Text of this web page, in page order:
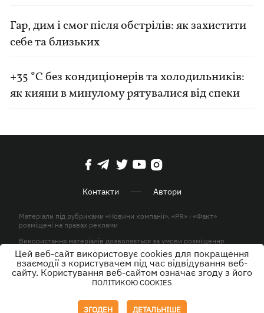
Гар, дим і смог після обстрілів: як захистити
себе та близьких
+35 °C без кондиціонерів та холодильників:
як кияни в минулому рятувалися від спеки
Контакти Автори
Матеріали під рубриками «Новини компанії», «PR» і «Факт»
розміщені на правах реклами
Використання матеріалів дозволяється за умови розміщення
активного гіперпосилання на KP.UA в першому абзаці.
© ТОВ «ЮЛАВ МЕДІА» 2026. Всі права захищені.
Цей веб-сайт використовує cookies для покращення
взаємодії з користувачем під час відвідування веб-
сайту. Користування веб-сайтом означає згоду з його
ПОЛІТИКОЮ COOKIES
ЗГОДЕН ДЕТАЛЬНІШЕ